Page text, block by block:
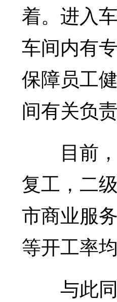
着。进入
车间内有
保障员工
间有关负责
目前，
复工，二
市商业服
等开工率
与此同